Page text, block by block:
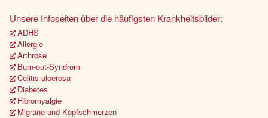
Unsere Infoseiten über die häufigsten Krankheitsbilder:
ADHS
Allergie
Arthrose
Burn-out-Syndrom
Colitis ulcerosa
Diabetes
Fibromyalgie
Migräne und Kopfschmerzen